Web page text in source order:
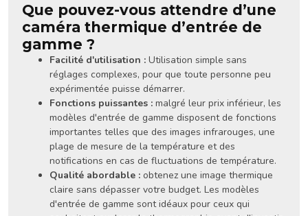
Que pouvez-vous attendre d’une
caméra thermique d’entrée de
gamme ?
Facilité d'utilisation : Utilisation simple sans
réglages complexes, pour que toute personne peu
expérimentée puisse démarrer.
Fonctions puissantes : malgré leur prix inférieur, les
modèles d'entrée de gamme disposent de fonctions
importantes telles que des images infrarouges, une
plage de mesure de la température et des
notifications en cas de fluctuations de température.
Qualité abordable : obtenez une image thermique
claire sans dépasser votre budget. Les modèles
d'entrée de gamme sont idéaux pour ceux qui